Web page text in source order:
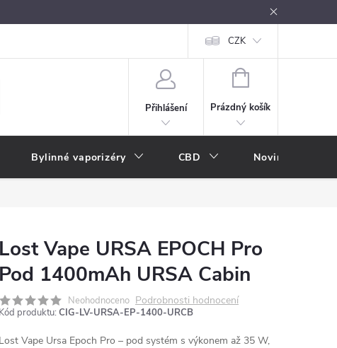
Vše o e-kouření Nákupní rádce
CZK
Přihlášení
NÁKUPNÍ
Prázdný košík
Bylinné vaporizéry CBD Novinky
Lost Vape URSA EPOCH Pro
Pod 1400mAh URSA Cabin
Neohodnoceno Podrobnosti hodnocení
Kód produktu: CIG-LV-URSA-EP-1400-URCB
Lost Vape Ursa Epoch Pro – pod systém s výkonem až 35 W,